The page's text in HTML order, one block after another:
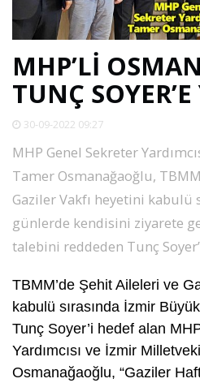
SPOR
DÜNYA
VİDEO
REKLAMLAR
MHP’Lİ
TUNÇ
30-09-2022 09:27
MHP Genel Sekreter
Tamer Osmanağaoğlu,
Gaziler Vakfı heyetini kabulü
günlerde kendisini ziyarete
talebini reddeden Tunç
TBMM’de Şehit Aileleri ve
kabulü sırasında İzmir
Tunç Soyer’i hedef alan
Yardımcısı ve İzmir
Osmanağaoğlu, “Gaziler